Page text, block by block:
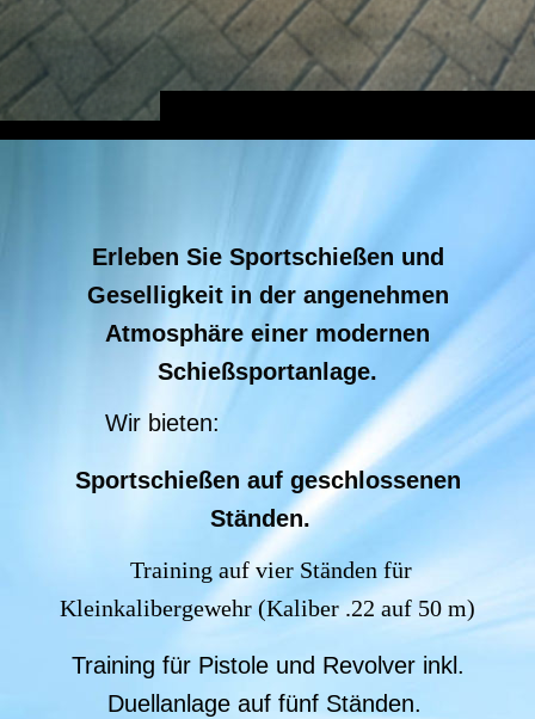
Erleben Sie Sportschießen und
Geselligkeit in der angenehmen
Atmosphäre einer modernen
Schießsportanlage.
Wir bieten:
Sportschießen auf geschlossenen
Ständen.
Training auf vier Ständen für
Kleinkalibergewehr (Kaliber .22 auf 50 m)
Training für Pistole und Revolver inkl.
Duellanlage auf fünf Ständen.